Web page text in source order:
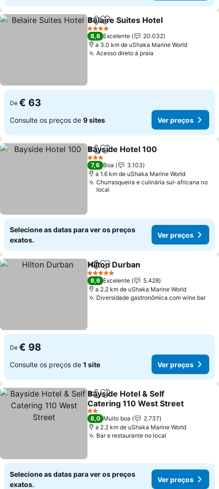
PartilharAdicionar aos favoritos
Belaire Suites Hotel
4 Estrelas
8,8 Excelente
20.032
a 3.0 km de uShaka Marine World
Acesso direto à praia
De € 63
Consulte os preços de 9 sites Ver preços
PartilharAdicionar aos favoritos
Bayside Hotel 100
3 Estrelas
7,6 Boa
3.103
a 1.6 km de uShaka Marine World
Churrasqueira e culinária sul-africana no
local
Selecione as datas para ver os preços
exatos.
Ver preços
PartilharAdicionar aos favoritos
Hilton Durban
5 Estrelas
8,6 Excelente
5.428
a 2.2 km de uShaka Marine World
Diversidade gastronômica com wine bar
De € 98
Consulte os preços de 1 site Ver preços
PartilharAdicionar aos favoritos
Bayside Hotel & Self
Catering 110 West Street
Ver preços
2 Estrelas
8,0 Muito boa
2.737
a 2.2 km de uShaka Marine World
Bar e restaurante no local
Selecione as datas para ver os preços
exatos.
Ver preços